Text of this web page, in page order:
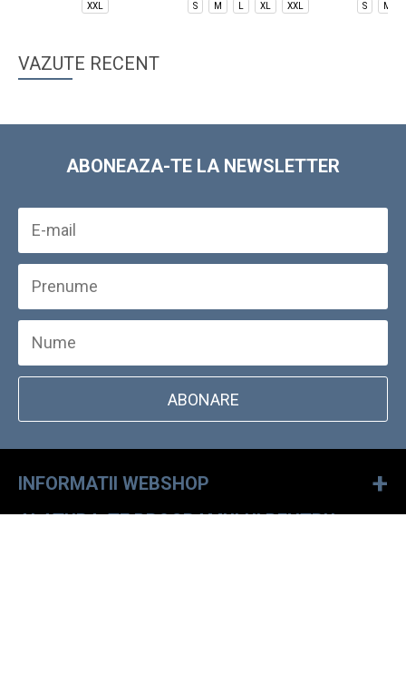
XXL S M XL XXL S M
VAZUTE RECENT
ABONEAZA-TE LA NEWSLETTER
ABONARE
INFORMATII WEBSHOP +
ALATURA-TE PROGRAMULUI PENTRU